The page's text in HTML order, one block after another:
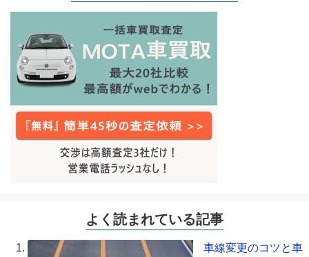
よく読まれている記事
車線変更のコツと車